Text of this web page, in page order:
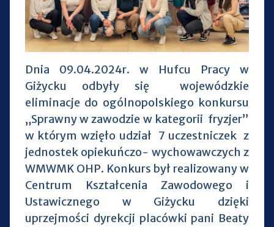
Dnia 09.04.2024r. w Hufcu Pracy w
Giżycku odbyły się wojewódzkie
eliminacje do ogólnopolskiego konkursu
„Sprawny w zawodzie w kategorii fryzjer”
w którym wzięło udział 7 uczestniczek z
jednostek opiekuńczo- wychowawczych z
WMWMK OHP. Konkurs był realizowany w
Centrum Kształcenia Zawodowego i
Ustawicznego w Giżycku dzięki
uprzejmości dyrekcji placówki pani Beaty